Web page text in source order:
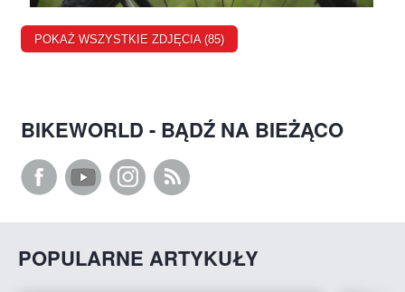
POKAŻ WSZYSTKIE ZDJĘCIA (85)
BIKEWORLD - BĄDŹ NA BIEŻĄCO
POPULARNE ARTYKUŁY